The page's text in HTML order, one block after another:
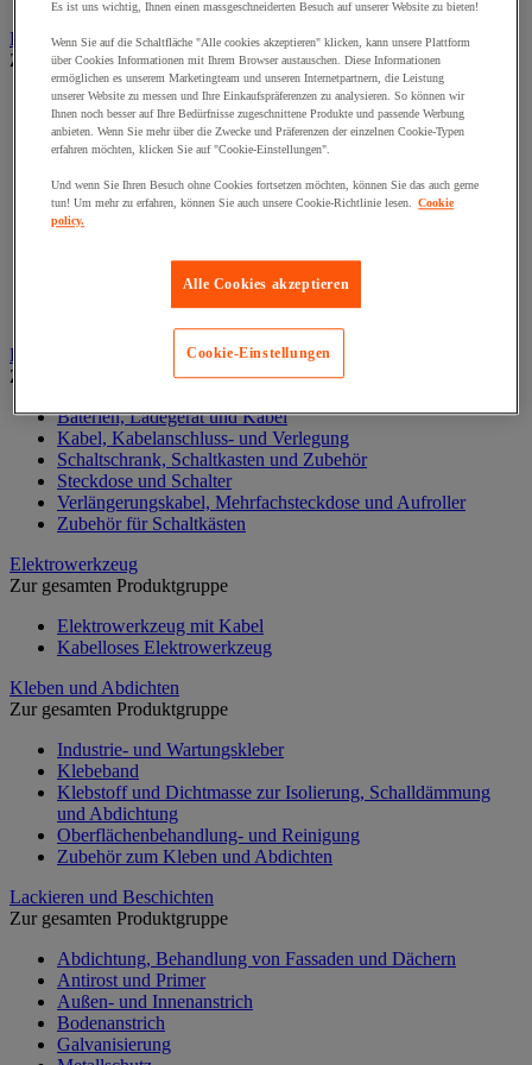
Druckluftwerkzeuge und Kompressoren
Zur gesamten Produktgruppe
Druckluftdrehschlagschrauber und -bohrer
Drucklufthammer
Druckluftschleifer
Kompressor, Luftschlauch und Zubehör
Pneumatische Lackierpistole
Pneumatische Ratsche
Pneumatisches Spezialwerkzeug
Zubehör für Druckluftarbeiten
Elektronik
Zur gesamten Produktgruppe
Baterien, Ladegerät und Kabel
Kabel, Kabelanschluss- und Verlegung
Schaltschrank, Schaltkasten und Zubehör
Steckdose und Schalter
Verlängerungskabel, Mehrfachsteckdose und Aufroller
Zubehör für Schaltkästen
Elektrowerkzeug
Zur gesamten Produktgruppe
Elektrowerkzeug mit Kabel
Kabelloses Elektrowerkzeug
Kleben und Abdichten
Zur gesamten Produktgruppe
Industrie- und Wartungskleber
Klebeband
Klebstoff und Dichtmasse zur Isolierung, Schalldämmung
und Abdichtung
Oberflächenbehandlung- und Reinigung
Zubehör zum Kleben und Abdichten
Lackieren und Beschichten
Zur gesamten Produktgruppe
Abdichtung, Behandlung von Fassaden und Dächern
Antirost und Primer
Außen- und Innenanstrich
Bodenanstrich
Galvanisierung
Es ist uns wichtig, Ihnen einen massgeschneiderten Besuch auf unserer Website zu bieten!
Wenn Sie auf die Schaltfläche "Alle cookies akzeptieren" klicken, kann unsere Plattform
über Cookies Informationen mit Ihrem Browser austauschen. Diese Informationen
ermöglichen es unserem Marketingteam und unseren Internetpartnern, die Leistung
unserer Website zu messen und Ihre Einkaufspräferenzen zu analysieren. So können wir
Ihnen noch besser auf Ihre Bedürfnisse zugeschnittene Produkte und passende Werbung
anbieten. Wenn Sie mehr über die Zwecke und Präferenzen der einzelnen Cookie-Typen
erfahren möchten, klicken Sie auf "Cookie-Einstellungen".
Und wenn Sie Ihren Besuch ohne Cookies fortsetzen möchten, können Sie das auch gerne
tun! Um mehr zu erfahren, können Sie auch unsere Cookie-Richtlinie lesen. Cookie
policy.
Alle Cookies akzeptieren
Cookie-Einstellungen